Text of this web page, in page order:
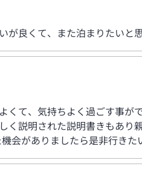
が良くて、また泊まりたいと思
くて、気持ちよく過ごす事
く説明された説明書きもあ
会がありましたら是非行き